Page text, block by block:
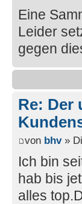
Eine
Leider
gegen
Re: Der
von bhv» Di
Ich bin
hab bis
alles